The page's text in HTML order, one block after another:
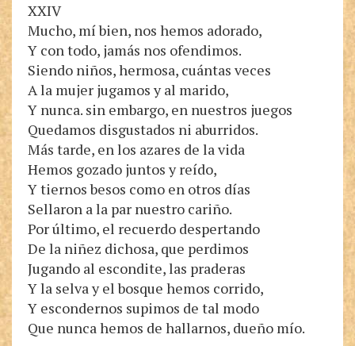
XXIV
Mucho, mí bien, nos hemos adorado,
Y con todo, jamás nos ofendimos.
Siendo niños, hermosa, cuántas veces
A la mujer jugamos y al marido,
Y nunca. sin embargo, en nuestros juegos
Quedamos disgustados ni aburridos.
Más tarde, en los azares de la vida
Hemos gozado juntos y reído,
Y tiernos besos como en otros días
Sellaron a la par nuestro cariño.
Por último, el recuerdo despertando
De la niñez dichosa, que perdimos
Jugando al escondite, las praderas
Y la selva y el bosque hemos corrido,
Y escondernos supimos de tal modo
Que nunca hemos de hallarnos, dueño mío.